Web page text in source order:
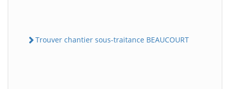
Trouver chantier sous-traitance BEAUCOURT